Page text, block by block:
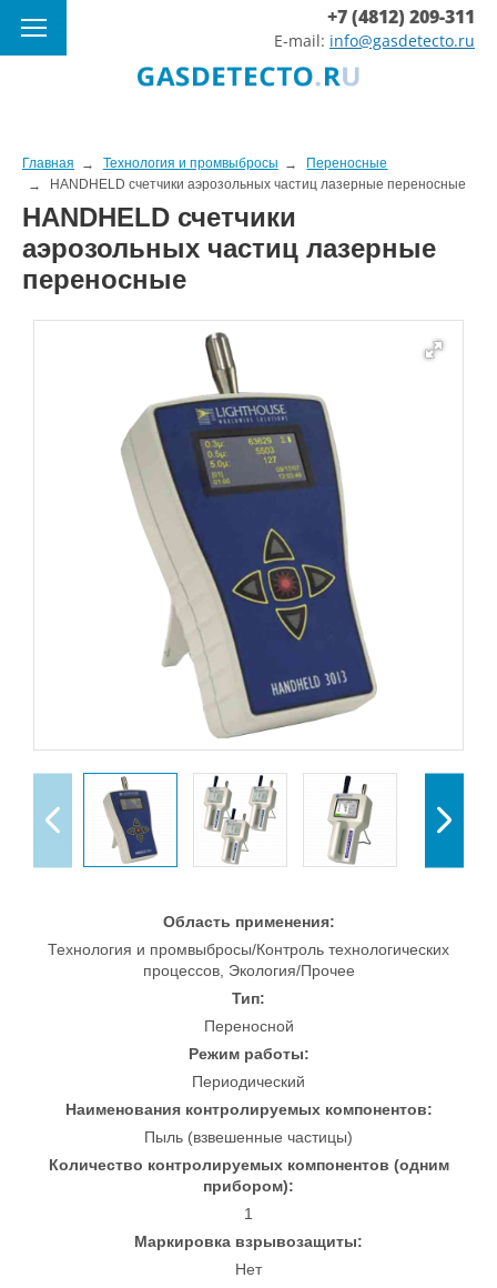
+7 (4812) 209-311
E-mail: info@gasdetecto.ru
Главная Технология и промвыбросы
Переносные
HANDHELD счетчики аэрозольных частиц лазерные переносные
HANDHELD счетчики
аэрозольных частиц лазерные
переносные
Область применения:
Технология и промвыбросы/Контроль технологических
процессов, Экология/Прочее
Тип:
Переносной
Режим работы:
Периодический
Наименования контролируемых компонентов:
Пыль (взвешенные частицы)
Количество контролируемых компонентов (одним
прибором):
1
Маркировка взрывозащиты:
Нет